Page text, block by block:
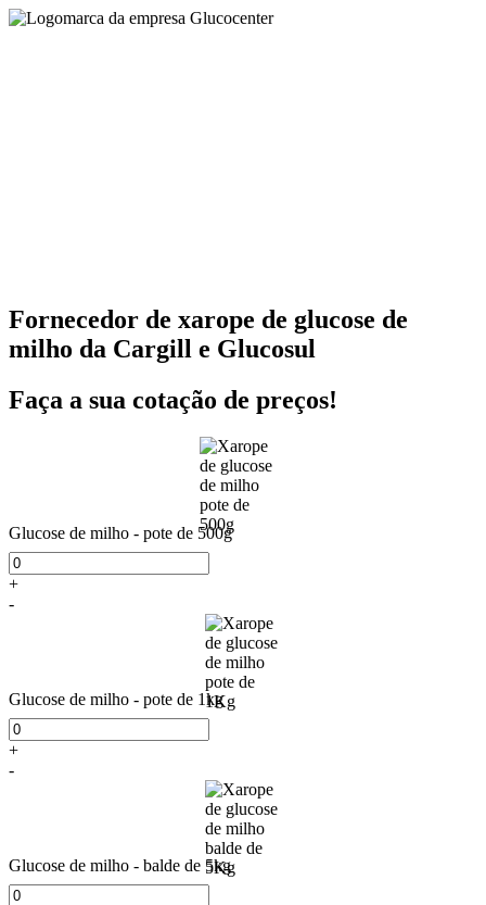
Fornecedor de xarope de glucose de
milho da Cargill e Glucosul
Faça a sua cotação de preços!
Glucose de milho - pote de 500g
+
-
Glucose de milho - pote de 1kg
+
-
Glucose de milho - balde de 5kg